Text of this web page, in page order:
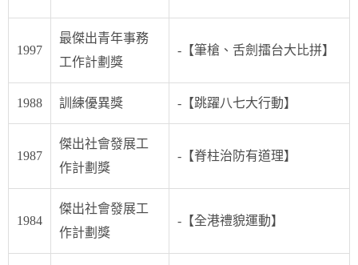
1997
最傑出青年事務
工作計劃獎
-【筆槍、舌劍擂台大比拼】
1988 訓練優異獎 -【跳躍八七大行動】
1987
傑出社會發展工
作計劃獎
-【脊柱治防有道理】
1984
傑出社會發展工
作計劃獎
-【全港禮貌運動】